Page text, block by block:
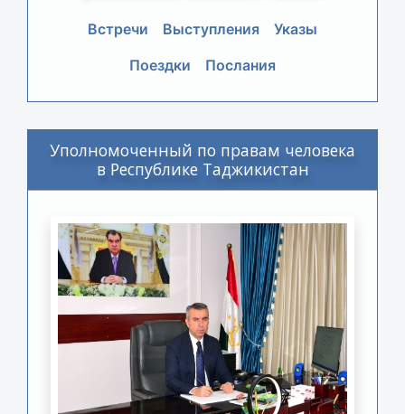
Встречи Выступления
Указы
Поездки
Послания
Уполномоченный по правам человека
в Республике Таджикистан